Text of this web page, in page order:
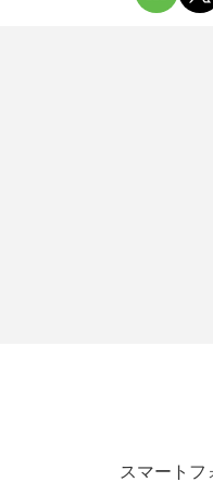
スマートフ